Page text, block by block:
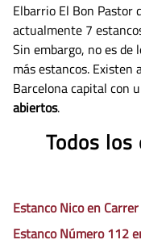
Elbarrio El Bon Pastor
actualmente 7
Sin embargo, no es de
más estancos. Existen
Barcelona capital con
abiertos.
Todos
Estanco Nico en
Estanco Número 112